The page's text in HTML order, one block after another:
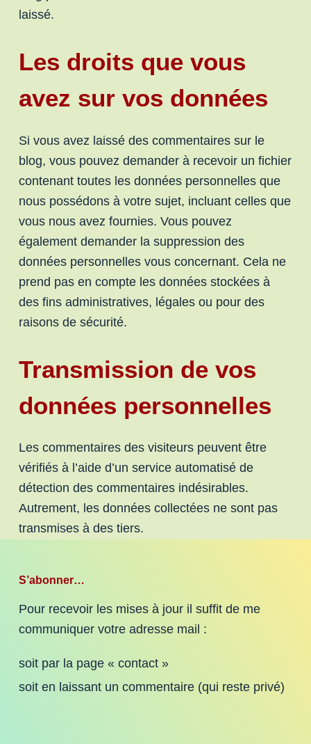
laissé.
Les droits que vous
avez sur vos données
Si vous avez laissé des commentaires sur le
blog, vous pouvez demander à recevoir un fichier
contenant toutes les données personnelles que
nous possédons à votre sujet, incluant celles que
vous nous avez fournies. Vous pouvez
également demander la suppression des
données personnelles vous concernant. Cela ne
prend pas en compte les données stockées à
des fins administratives, légales ou pour des
raisons de sécurité.
Transmission de vos
données personnelles
Les commentaires des visiteurs peuvent être
vérifiés à l’aide d’un service automatisé de
détection des commentaires indésirables.
Autrement, les données collectées ne sont pas
transmises à des tiers.
S’abonner…
Pour recevoir les mises à jour il suffit de me
communiquer votre adresse mail :
soit par la page « contact »
soit en laissant un commentaire (qui reste privé)